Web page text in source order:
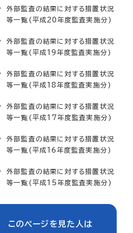
外部監査の結果に対する措置状況
等一覧(平成20年度監査実施分)
外部監査の結果に対する措置状況
等一覧(平成19年度監査実施分)
外部監査の結果に対する措置状況
等一覧(平成18年度監査実施分)
外部監査の結果に対する措置状況
等一覧(平成17年度監査実施分)
外部監査の結果に対する措置状況
等一覧(平成16年度監査実施分)
外部監査の結果に対する措置状況
等一覧(平成15年度監査実施分)
このページを見た人は